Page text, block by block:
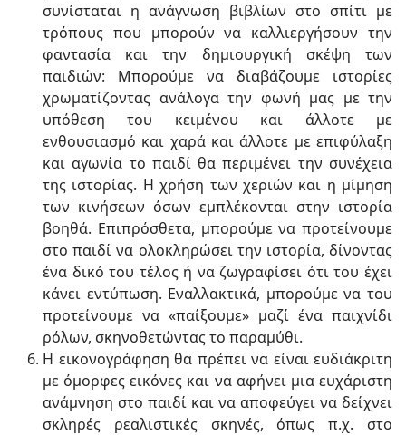
συνίσταται η ανάγνωση βιβλίων στο σπίτι με
τρόπους που μπορούν να καλλιεργήσουν την
φαντασία και την δημιουργική σκέψη των
παιδιών: Μπορούμε να διαβάζουμε ιστορίες
χρωματίζοντας ανάλογα την φωνή μας με την
υπόθεση του κειμένου και άλλοτε με
ενθουσιασμό και χαρά και άλλοτε με επιφύλαξη
και αγωνία το παιδί θα περιμένει την συνέχεια
της ιστορίας. Η χρήση των χεριών και η μίμηση
των κινήσεων όσων εμπλέκονται στην ιστορία
βοηθά. Επιπρόσθετα, μπορούμε να προτείνουμε
στο παιδί να ολοκληρώσει την ιστορία, δίνοντας
ένα δικό του τέλος ή να ζωγραφίσει ότι του έχει
κάνει εντύπωση. Εναλλακτικά, μπορούμε να του
προτείνουμε να «παίξουμε» μαζί ένα παιχνίδι
ρόλων, σκηνοθετώντας το παραμύθι.
Η εικονογράφηση θα πρέπει να είναι ευδιάκριτη
με όμορφες εικόνες και να αφήνει μια ευχάριστη
ανάμνηση στο παιδί και να αποφεύγει να δείχνει
σκληρές ρεαλιστικές σκηνές, όπως π.χ. στο